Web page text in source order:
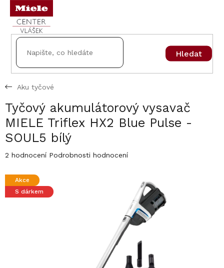
Přejít
obsah
Hledat
Aku tyčové
Tyčový akumulátorový vysavač
MIELE Triflex HX2 Blue Pulse -
SOUL5 bílý
Průměrné
produktu
2 hodnocení Podrobnosti hodnocení
Akce
S dárkem